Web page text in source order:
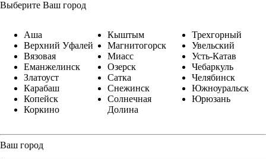
Выберите Ваш город
Аша
Верхний Уфалей
Вязовая
Еманжелинск
Златоуст
Карабаш
Копейск
Коркино
Кыштым
Магнитогорск
Миасс
Озерск
Сатка
Снежинск
Солнечная
Долина
Трехгорный
Увельский
Усть-Катав
Чебаркуль
Челябинск
Южноуральск
Юрюзань
Ваш город